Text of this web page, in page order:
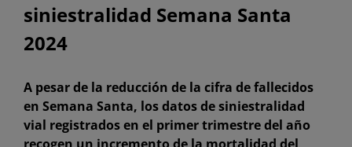
siniestralidad Semana Santa
2024
A pesar de la reducción de la cifra de fallecidos
en Semana Santa, los datos de siniestralidad
vial registrados en el primer trimestre del año